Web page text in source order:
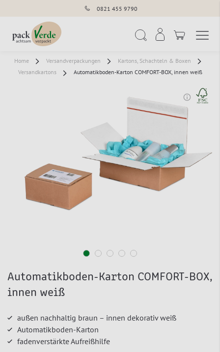
0821 455 9790
Home Versandverpackungen
Kartons, Schachteln & Boxen
Versandkartons
Automatikboden-Karton COMFORT-BOX, innen weiß
Automatikboden-Karton COMFORT-BOX,
innen weiß
außen nachhaltig braun – innen dekorativ weiß
Automatikboden-Karton
fadenverstärkte Aufreißhilfe